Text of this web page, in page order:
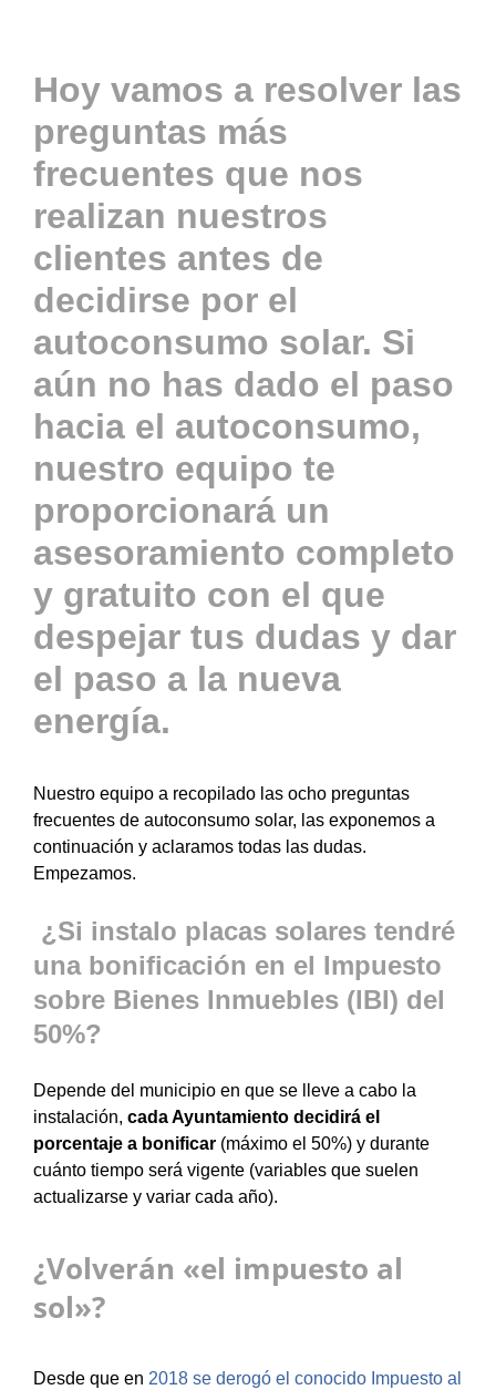
Contacto
ACCESO
Hoy vamos a resolver las
preguntas más
frecuentes que nos
realizan nuestros
clientes antes de
decidirse por el
autoconsumo solar. Si
aún no has dado el paso
hacia el autoconsumo,
nuestro equipo te
proporcionará un
asesoramiento completo
y gratuito con el que
despejar tus dudas y dar
el paso a la nueva
energía.
Nuestro equipo a recopilado las ocho preguntas
frecuentes de autoconsumo solar, las exponemos a
continuación y aclaramos todas las dudas.
Empezamos.
¿Si instalo placas solares tendré
una bonificación en el Impuesto
sobre Bienes Inmuebles (IBI) del
50%?
Depende del municipio en que se lleve a cabo la
instalación, cada Ayuntamiento decidirá el
porcentaje a bonificar (máximo el 50%) y durante
cuánto tiempo será vigente (variables que suelen
actualizarse y variar cada año).
¿Volverán «el impuesto al
sol»?
Desde que en 2018 se derogó el conocido Impuesto al